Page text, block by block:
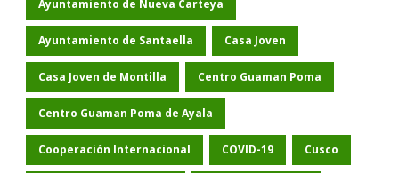
Ayuntamiento de Nueva Carteya
Ayuntamiento de Santaella Casa Joven
Casa Joven de Montilla Centro Guaman Poma
Centro Guaman Poma de Ayala
Cooperación Internacional COVID-19 Cusco